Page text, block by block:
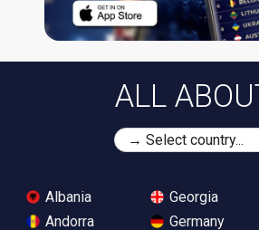
ALL
Albania
Andorra
Georgia
Germany